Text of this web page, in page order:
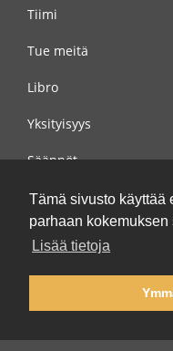
Tämä sivusto käyttää
parhaan kokemuksen
Lisää tietoja
Tiimi
Tue meitä
Libro
Yksityisyys
Säännöt
Ota yhteyttä meihin
© 2002-